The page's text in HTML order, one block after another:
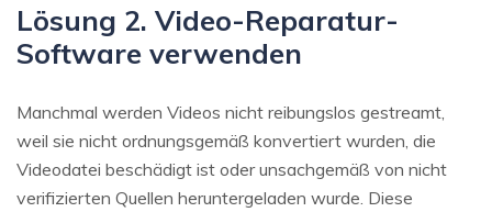
Lösung 2. Video-Reparatur-
Software verwenden
Manchmal werden Videos nicht reibungslos gestreamt,
weil sie nicht ordnungsgemäß konvertiert wurden, die
Videodatei beschädigt ist oder unsachgemäß von nicht
verifizierten Quellen heruntergeladen wurde. Diese